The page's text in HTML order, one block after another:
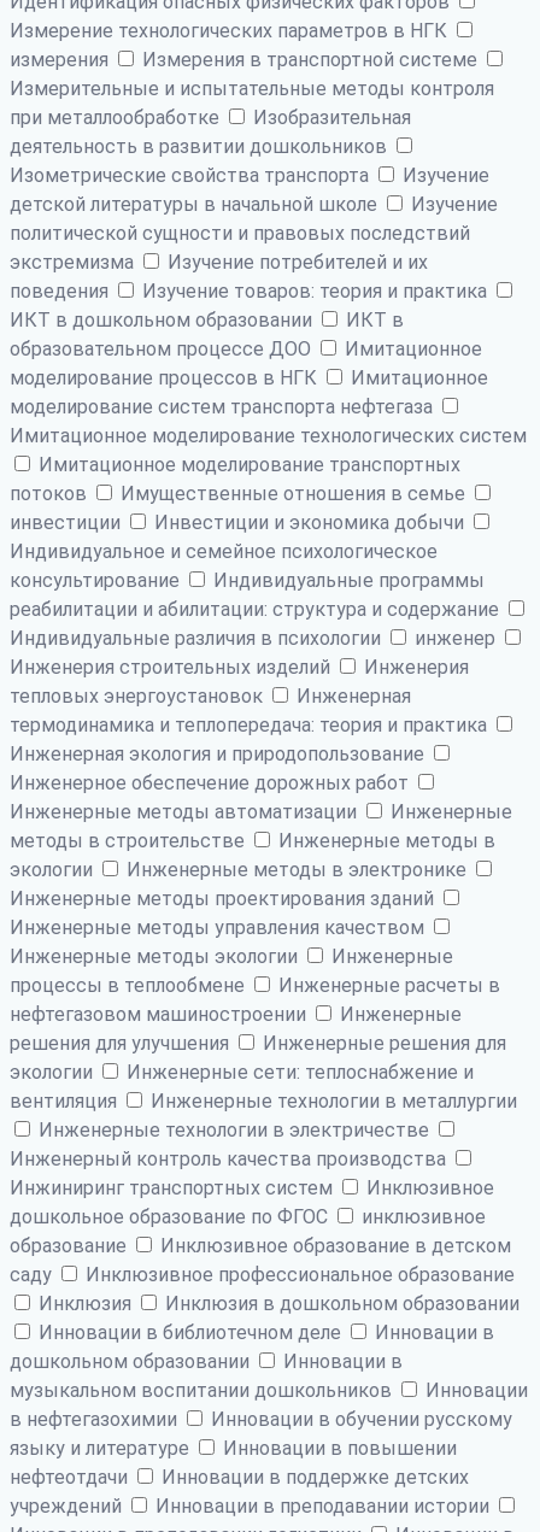
Измерение технологических параметров в НГК
измерения
Измерения в транспортной системе
Измерительные и испытательные методы контроля
при металлообработке
Изобразительная
деятельность в развитии дошкольников
Изометрические свойства транспорта
Изучение
детской литературы в начальной школе
Изучение
политической сущности и правовых последствий
экстремизма
Изучение потребителей и их
поведения
Изучение товаров: теория и практика
ИКТ в дошкольном образовании
ИКТ в
образовательном процессе ДОО
Имитационное
моделирование процессов в НГК
Имитационное
моделирование систем транспорта нефтегаза
Имитационное моделирование технологических систем
Имитационное моделирование транспортных
потоков
Имущественные отношения в семье
инвестиции
Инвестиции и экономика добычи
Индивидуальное и семейное психологическое
консультирование
Индивидуальные программы
реабилитации и абилитации: структура и содержание
Индивидуальные различия в психологии
инженер
Инженерия строительных изделий
Инженерия
тепловых энергоустановок
Инженерная
термодинамика и теплопередача: теория и практика
Инженерная экология и природопользование
Инженерное обеспечение дорожных работ
Инженерные методы автоматизации
Инженерные
методы в строительстве
Инженерные методы в
экологии
Инженерные методы в электронике
Инженерные методы проектирования зданий
Инженерные методы управления качеством
Инженерные методы экологии
Инженерные
процессы в теплообмене
Инженерные расчеты в
нефтегазовом машиностроении
Инженерные
решения для улучшения
Инженерные решения для
экологии
Инженерные сети: теплоснабжение и
вентиляция
Инженерные технологии в металлургии
Инженерные технологии в электричестве
Инженерный контроль качества производства
Инжиниринг транспортных систем
Инклюзивное
дошкольное образование по ФГОС
инклюзивное
образование
Инклюзивное образование в детском
саду
Инклюзивное профессиональное образование
Инклюзия
Инклюзия в дошкольном образовании
Инновации в библиотечном деле
Инновации в
дошкольном образовании
Инновации в
музыкальном воспитании дошкольников
Инновации
в нефтегазохимии
Инновации в обучении русскому
языку и литературе
Инновации в повышении
нефтеотдачи
Инновации в поддержке детских
учреждений
Инновации в преподавании истории